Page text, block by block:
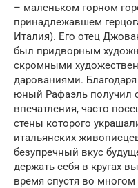
– маленьком горном
принадлежавшем
Италия). Его отец
был придворным
скромными
дарованиями.
юный Рафаэль получил
впечатления, часто
стены которого
итальянских
безупречный вкус
держать себя в кругах
время спустя во